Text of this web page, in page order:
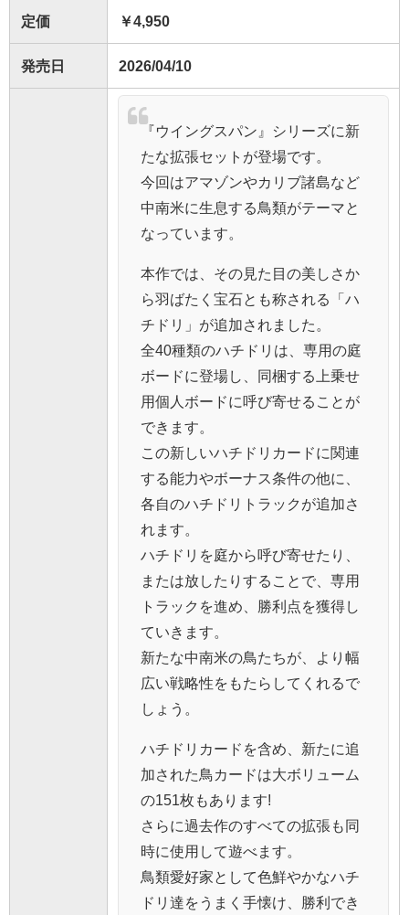
定価 ￥4,950
発売日 2026/04/10
『ウイングスパン』シリーズに新
たな拡張セットが登場です。
今回はアマゾンやカリブ諸島など
中南米に生息する鳥類がテーマと
なっています。
本作では、その見た目の美しさか
ら羽ばたく宝石とも称される「ハ
チドリ」が追加されました。
全40種類のハチドリは、専用の庭
ボードに登場し、同梱する上乗せ
用個人ボードに呼び寄せることが
できます。
この新しいハチドリカードに関連
する能力やボーナス条件の他に、
各自のハチドリトラックが追加さ
れます。
ハチドリを庭から呼び寄せたり、
または放したりすることで、専用
トラックを進め、勝利点を獲得し
ていきます。
新たな中南米の鳥たちが、より幅
広い戦略性をもたらしてくれるで
しょう。
ハチドリカードを含め、新たに追
加された鳥カードは大ボリューム
の151枚もあります!
さらに過去作のすべての拡張も同
時に使用して遊べます。
鳥類愛好家として色鮮やかなハチ
ドリ達をうまく手懐け、勝利でき